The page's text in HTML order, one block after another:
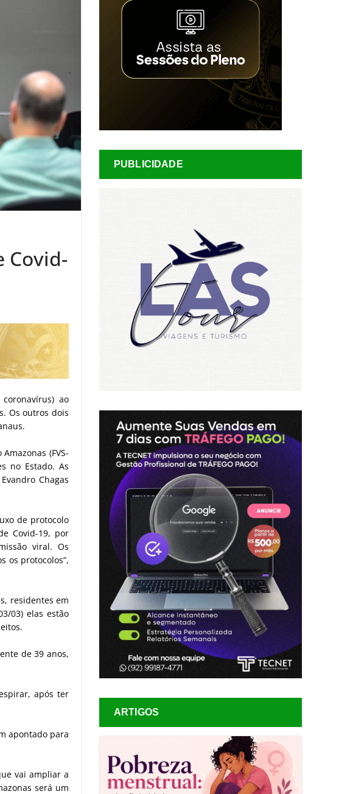
Covid-
ao
Os outros dois
(FVS-
no Estado. As
Chagas
de protocolo
Covid-19, por
viral. Os
os protocolos”,
residentes em
03) elas estão
de 39 anos,
após ter
apontado para
vai ampliar a
será um
PUBLICIDADE
ARTIGOS